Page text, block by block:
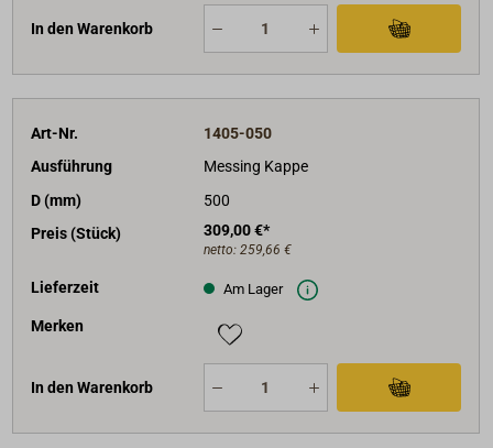
In den Warenkorb
Art-Nr.
1405-050
Ausführung
Messing Kappe
D (mm)
500
Preis (Stück)
309,00 €*
netto: 259,66 €
Lieferzeit Am Lager
Merken
In den Warenkorb